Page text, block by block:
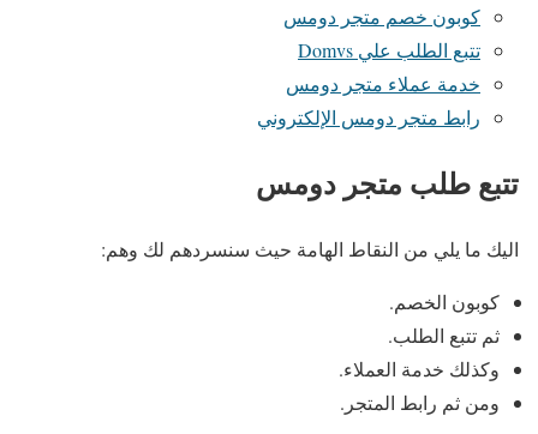
كوبون خصم متجر دومس
تتبع الطلب علي Domvs
خدمة عملاء متجر دومس
رابط متجر دومس الإلكتروني
تتبع طلب متجر دومس
اليك ما يلي من النقاط الهامة حيث سنسردهم لك وهم:
كوبون الخصم.
ثم تتبع الطلب.
وكذلك خدمة العملاء.
ومن ثم رابط المتجر.